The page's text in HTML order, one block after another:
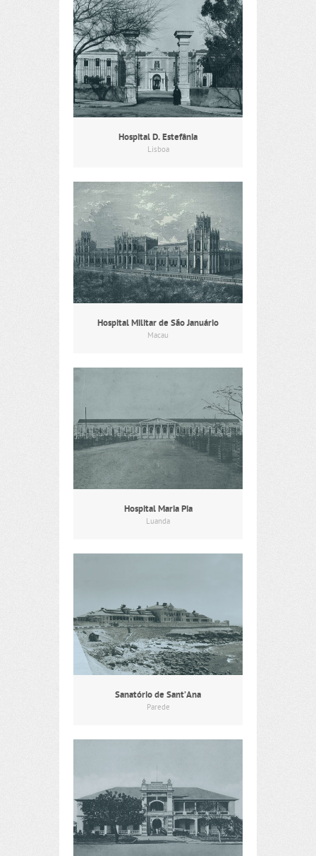
Hospital D. Estefânia
Lisboa
Hospital Militar de São Januário
Macau
Hospital Maria Pia
Luanda
Sanatório de Sant’Ana
Parede